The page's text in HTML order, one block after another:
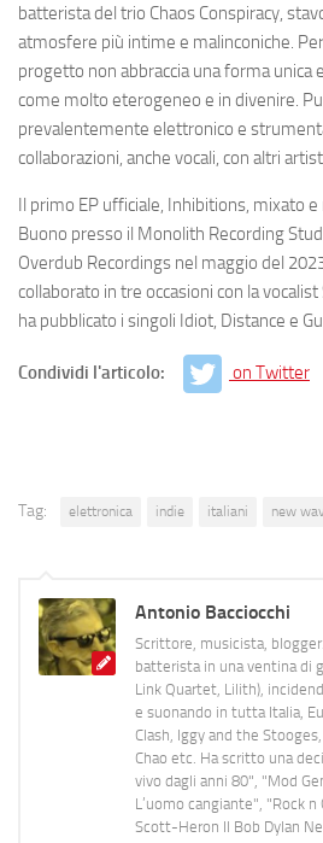
batterista del trio Chaos Conspiracy,
atmosfere più intime e malinconiche.
progetto non abbraccia una forma unica
come molto eterogeneo e in divenire.
prevalentemente elettronico e
collaborazioni, anche vocali, con altri
Il primo EP ufficiale, Inhibitions, mixato
Buono presso il Monolith Recording
Overdub Recordings nel maggio del
collaborato in tre occasioni con la
ha pubblicato i singoli Idiot, Distance e
Condividi l'articolo: on Twitter
Tag: elettronica indie italiani new
Antonio Bacciocchi
Scrittore, musicista,
batterista in una ventina di
Link Quartet, Lilith),
e suonando in tutta Italia,
Clash, Iggy and the
Chao etc. Ha scritto una
vivo dagli anni 80", "Mod
L’uomo cangiante", "Rock
Scott-Heron Il Bob Dylan